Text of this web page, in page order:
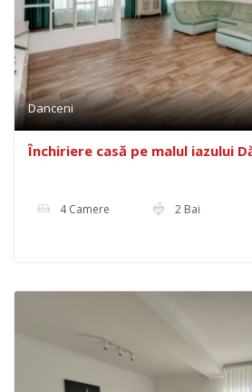
Danceni
Închiriere casă pe malul iazului
4 Camere 2 Bai